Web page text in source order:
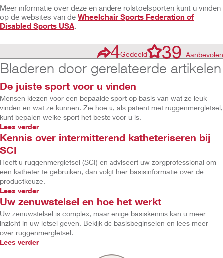
Meer informatie over deze en andere rolstoelsporten kunt u vinden
op de websites van de Wheelchair Sports Federation of
Disabled Sports USA.
4Gedeeld 39 Aanbevolen
Bladeren door gerelateerde artikelen
De juiste sport voor u vinden
Mensen kiezen voor een bepaalde sport op basis van wat ze leuk
vinden en wat ze kunnen. Zie hoe u, als patiënt met ruggenmergletsel,
kunt bepalen welke sport het beste voor u is.
Lees verder
Kennis over intermitterend katheteriseren bij
SCI
Heeft u ruggenmergletsel (SCI) en adviseert uw zorgprofessional om
een katheter te gebruiken, dan volgt hier basisinformatie over de
productkeuze.
Lees verder
Uw zenuwstelsel en hoe het werkt
Uw zenuwstelsel is complex, maar enige basiskennis kan u meer
inzicht in uw letsel geven. Bekijk de basisbeginselen en lees meer
over ruggenmergletsel.
Lees verder